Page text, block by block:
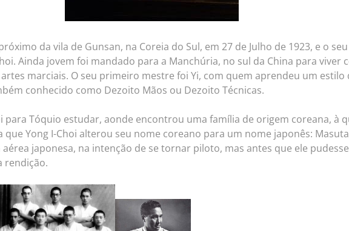
da vila de Gunsan, na Coreia do Sul, em 27 de Julho de 1923, e o
Ainda jovem foi mandado para a Manchúria, no sul da China para viver
marciais. O seu primeiro mestre foi Yi, com quem aprendeu um estilo
conhecido como Dezoito Mãos ou Dezoito Técnicas.
para Tóquio estudar, aonde encontrou uma família de origem coreana, à
que Yong I-Choi alterou seu nome coreano para um nome japonês:
japonesa, na intenção de se tornar piloto, mas antes que ele
rendição.